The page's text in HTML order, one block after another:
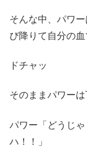
そんな中、パワ
び降りて自分の
ドチャッ
そのままパワー
パワー「どうじ
ハ！！」